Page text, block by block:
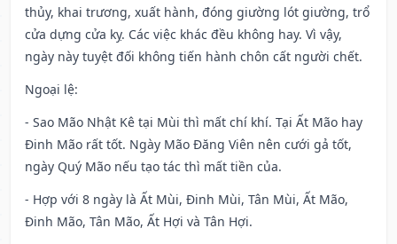
thủy, khai trương, xuất hành, đóng giường lót giường, trổ
cửa dựng cửa kỵ. Các việc khác đều không hay. Vì vậy,
ngày này tuyệt đối không tiến hành chôn cất người chết.
Ngoại lệ:
- Sao Mão Nhật Kê tại Mùi thì mất chí khí. Tại Ất Mão hay
Đinh Mão rất tốt. Ngày Mão Đăng Viên nên cưới gả tốt,
ngày Quý Mão nếu tạo tác thì mất tiền của.
- Hợp với 8 ngày là Ất Mùi, Đinh Mùi, Tân Mùi, Ất Mão,
Đinh Mão, Tân Mão, Ất Hợi và Tân Hợi.